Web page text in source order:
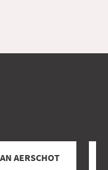
AERSCHOT